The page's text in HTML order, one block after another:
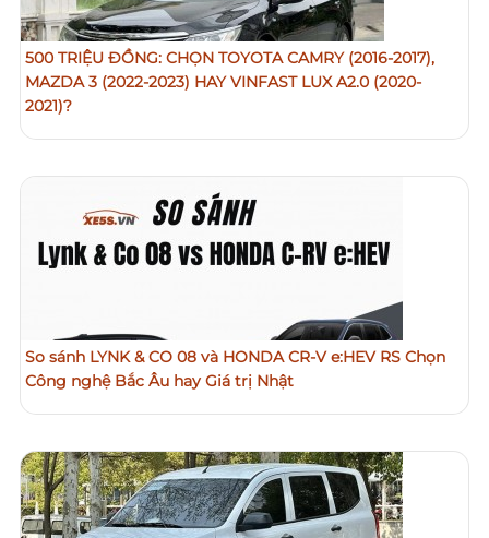
500 TRIỆU ĐỒNG: CHỌN TOYOTA CAMRY (2016-2017),
MAZDA 3 (2022-2023) HAY VINFAST LUX A2.0 (2020-
2021)?
So sánh LYNK & CO 08 và HONDA CR-V e:HEV RS Chọn
Công nghệ Bắc Âu hay Giá trị Nhật